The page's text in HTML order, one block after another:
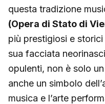
questa tradizione
(Opera di Stato di
più prestigiosi e
sua facciata
opulenti, non è solo
anche un simbolo
musica e l’arte